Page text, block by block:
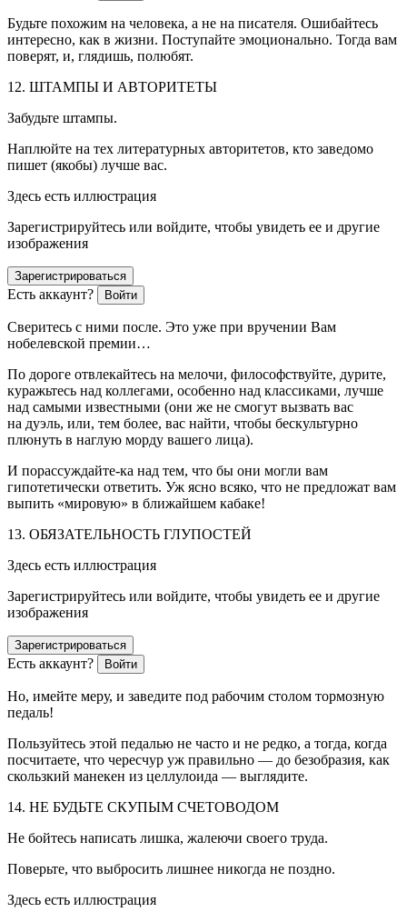
Будьте похожим на человека, а не на писателя. Ошибайтесь
интересно, как в жизни. Поступайте эмоционально. Тогда вам
поверят, и, глядишь, полюбят.
12. ШТАМПЫ И АВТОРИТЕТЫ
Забудьте штампы.
Наплюйте на тех литературных авторитетов, кто заведомо
пишет (якобы) лучше вас.
Здесь есть иллюстрация
Зарегистрируйтесь или войдите, чтобы увидеть ее и другие
изображения
Зарегистрироваться
Есть аккаунт? Войти
Сверитесь с ними после. Это уже при вручении Вам
нобелевской премии…
По дороге отвлекайтесь на мелочи, философствуйте, дурите,
куражьтесь над коллегами, особенно над классиками, лучше
над самыми известными (они же не смогут вызвать вас
на дуэль, или, тем более, вас найти, чтобы бескультурно
плюнуть в наглую морду вашего лица).
И порассуждайте-ка над тем, что бы они могли вам
гипотетически ответить. Уж ясно всяко, что не предложат вам
выпить «мировую» в ближайшем кабаке!
13. ОБЯЗАТЕЛЬНОСТЬ ГЛУПОСТЕЙ
Здесь есть иллюстрация
Зарегистрируйтесь или войдите, чтобы увидеть ее и другие
изображения
Зарегистрироваться
Есть аккаунт? Войти
Но, имейте меру, и заведите под рабочим столом тормозную
педаль!
Пользуйтесь этой педалью не часто и не редко, а тогда, когда
посчитаете, что чересчур уж правильно — до безобразия, как
скользкий манекен из целлулоида — выглядите.
14. НЕ БУДЬТЕ СКУПЫМ СЧЕТОВОДОМ
Не бойтесь написать лишка, жалеючи своего труда.
Поверьте, что выбросить лишнее никогда не поздно.
Здесь есть иллюстрация